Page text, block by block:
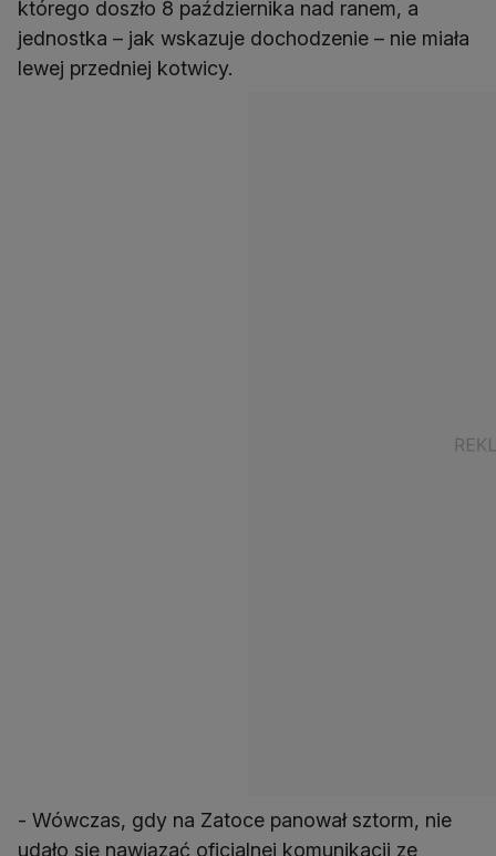
którego doszło 8 października nad ranem, a
jednostka – jak wskazuje dochodzenie – nie miała
lewej przedniej kotwicy.
- Wówczas, gdy na Zatoce panował sztorm, nie
udało się nawiązać oficjalnej komunikacji ze